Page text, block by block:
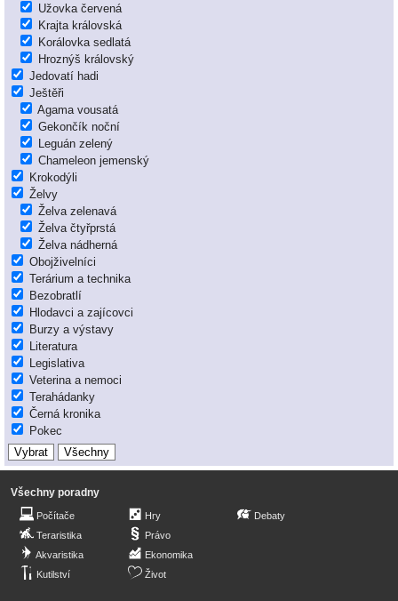
Užovka červená
Krajta královská
Korálovka sedlatá
Hroznýš královský
Jedovatí hadi
Ještěři
Agama vousatá
Gekončík noční
Leguán zelený
Chameleon jemenský
Krokodýli
Želvy
Želva zelenavá
Želva čtyřprstá
Želva nádherná
Obojživelníci
Terárium a technika
Bezobratlí
Hlodavci a zajícovci
Burzy a výstavy
Literatura
Legislativa
Veterina a nemoci
Terahádanky
Černá kronika
Pokec
Všechny poradny
Počítače
Teraristika
Akvaristika
Kutilství
Hry
Právo
Ekonomika
Život
Debaty